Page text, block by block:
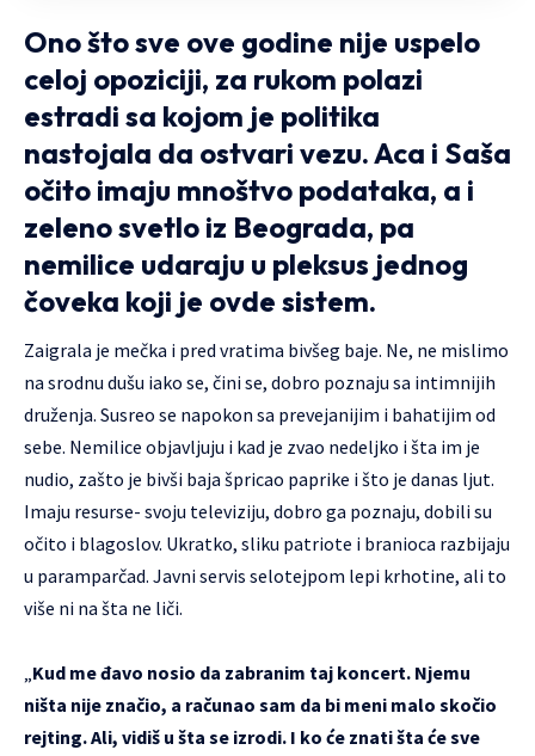
Ono što sve ove godine nije uspelo
celoj opoziciji, za rukom polazi
estradi sa kojom je politika
nastojala da ostvari vezu. Aca i Saša
očito imaju mnoštvo podataka, a i
zeleno svetlo iz Beograda, pa
nemilice udaraju u pleksus jednog
čoveka koji je ovde sistem.
Zaigrala je mečka i pred vratima bivšeg baje. Ne, ne mislimo
na srodnu dušu iako se, čini se, dobro poznaju sa intimnijih
druženja. Susreo se napokon sa prevejanijim i bahatijim od
sebe. Nemilice objavljuju i kad je zvao nedeljko i šta im je
nudio, zašto je bivši baja špricao paprike i što je danas ljut.
Imaju resurse- svoju televiziju, dobro ga poznaju, dobili su
očito i blagoslov. Ukratko, sliku patriote i branioca razbijaju
u paramparčad. Javni servis selotejpom lepi krhotine, ali to
više ni na šta ne liči.
„Kud me đavo nosio da zabranim taj koncert. Njemu
ništa nije značio, a računao sam da bi meni malo skočio
rejting. Ali, vidiš u šta se izrodi. I ko će znati šta će sve